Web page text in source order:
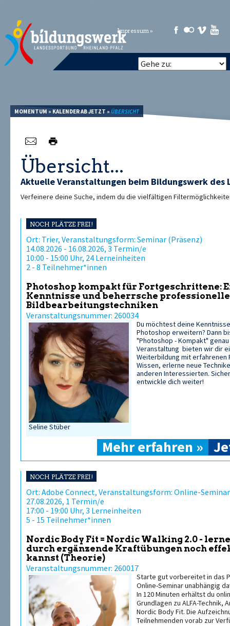
Impressum »
MOMENTUM » KALENDER AB JETZT » ÜBERSICHT
Übersicht...
Aktuelle Veranstaltungen beim Bildungswerk des
Verfeinere deine Suche, indem du die vielfältigen
NOCH PLÄTZE FREI!
Ort: Trier, Veranstaltungsform: Seminar (Präsenz)
14.08.2026 - 16.08.2026, 3 Termin/e
10:00 - 15:00 Uhr, 24 Lerneinheiten
2 - 8 Teilnehmer*innen
Photoshop kompakt für Fortgeschrittene:
Kenntnisse und beherrsche professionelle
Bildbearbeitungstechniken
Veranstaltungsnummer: 260034
Seline Stüber
Du möchtest deine
Photoshop erweitern? Dann
"Photoshop - Kompakt"
Veranstaltung bieten wir dir
Weiterbildung mit
Wissen, erlerne neue
anderen Interessierten.
entwickle dich weiter!
Mehr erfahren »
NOCH PLÄTZE FREI!
Ort: Adobe Connect, Veranstaltungsform: Online-
27.08.2026, 1 Termin/e
17:00 - 19:00 Uhr, 3 Lerneinheiten
5 - 15 Teilnehmer*innen
Nordic Body Fit = Nordic Walking 2.0 -
durch ergänzende Kraftübungen noch
kannst (Theorie)
Veranstaltungsnummer: 260017
Starte gut vorbereitet in das
Online-Seminar unabhängig
In 120 Minuten erhältst du
Grundlagen zu ALFA-Technik,
Nordic Body Fit. Die
Teilnehmenden vorab zur